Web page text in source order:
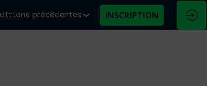
précédentes INSCRIPTION